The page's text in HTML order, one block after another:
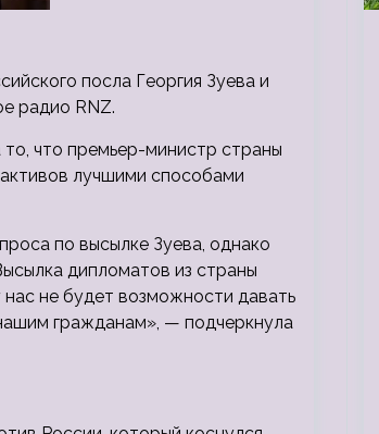
посла Георгия Зуева и
радио RNZ.
что премьер-министр страны
лучшими способами
по высылке Зуева, однако
дипломатов из страны
не будет возможности давать
гражданам», — подчеркнула